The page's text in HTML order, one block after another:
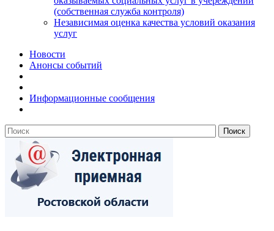
(собственная служба контроля)
Независимая оценка качества условий оказания
услуг
Новости
Анонсы событий
Информационные сообщения